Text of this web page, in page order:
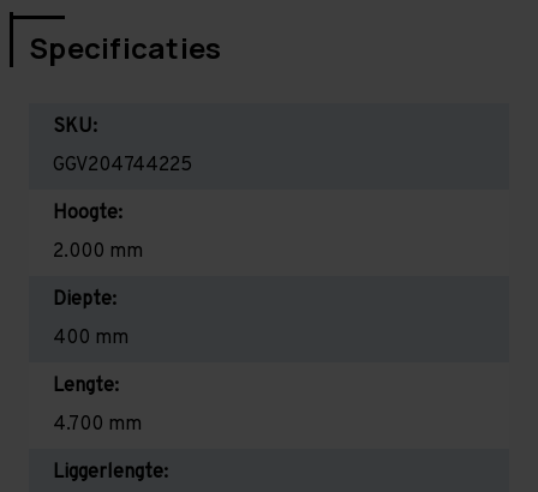
Specificaties
SKU:
GGV204744225
Hoogte:
2.000 mm
Diepte:
400 mm
Lengte:
4.700 mm
Liggerlengte: